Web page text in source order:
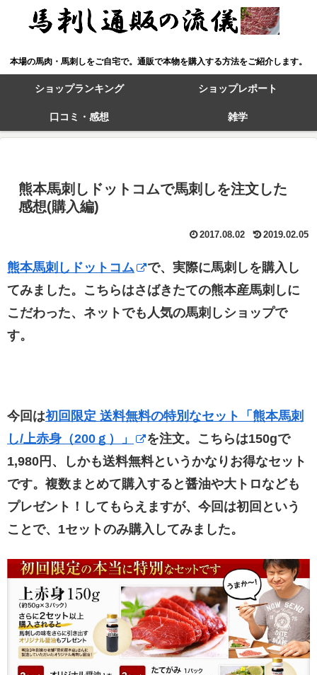
本場の馬肉・馬刺しをご自宅で。通販で本物を購入する方法をご紹介します。
ショップランキング ショップレポート
口コミ・感想 雑学
熊本馬刺しドットコムで馬刺しを注文した
感想(購入編)
2017.08.02 2019.02.05
熊本馬刺しドットコム
で、実際に馬刺しを購入し
てみました。こちらはさばきたての熊本産馬刺しに
こだわった、ネットでも人気の馬刺しショップで
す。
今回は初回限定 送料無料の特別なセット「熊本馬刺
し/上赤身（200ｇ）」
を注文。こちらは150gで
1,980円、しかも送料無料というかなりお得なセット
です。複数まとめて購入すると醤油や大トロなども
プレゼント！してもらえますが、今回は初回という
ことで、1セットのみ購入してみました。